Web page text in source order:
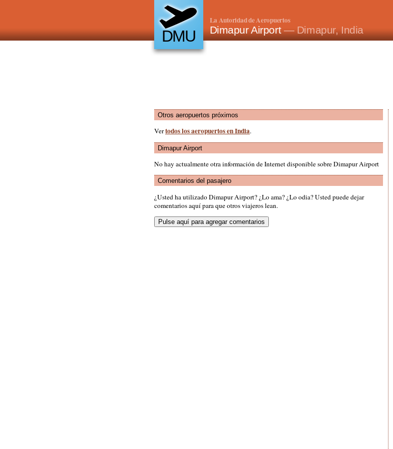
DMU
La Autoridad de Aeropuertos
Dimapur Airport— Dimapur, India
Otros aeropuertos próximos
Vertodos los aeropuertos en India.
Dimapur Airport
No hay actualmente otra información de Internet disponible sobre Dimapur Airport
Comentarios del pasajero
¿Usted ha utilizado Dimapur Airport? ¿Lo ama? ¿Lo odia? Usted puede dejar
comentarios aquí para que otros viajeros lean.